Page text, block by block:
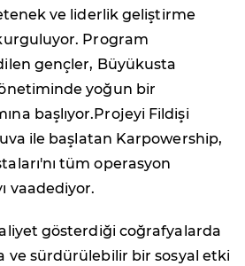
ve liderlik geliştirme
Program
gençler, Büyükusta
yoğun bir
başlıyor.Projeyi Fildişi
ile başlatan Karpowership,
tüm operasyon
vaadediyor.
gösterdiği coğrafyalarda
ve sürdürülebilir bir sosyal etki